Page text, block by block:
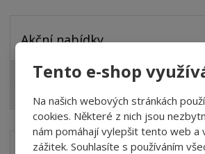
Tento e-shop
Na našich webových stránkách
cookies. Některé z nich jsou
nám pomáhají vylepšit tento web a
zážitek. Souhlasíte s používáním
Akční nabídky
Lazury pro Vás
Slevy pro Vás